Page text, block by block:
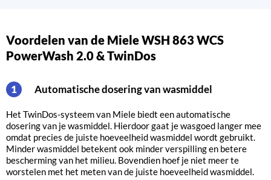
Voordelen van de Miele WSH 863 WCS
PowerWash 2.0 & TwinDos
1 Automatische dosering van wasmiddel
Het TwinDos-systeem van Miele biedt een automatische
dosering van je wasmiddel. Hierdoor gaat je wasgoed langer mee
omdat precies de juiste hoeveelheid wasmiddel wordt gebruikt.
Minder wasmiddel betekent ook minder verspilling en betere
bescherming van het milieu. Bovendien hoef je niet meer te
worstelen met het meten van de juiste hoeveelheid wasmiddel.